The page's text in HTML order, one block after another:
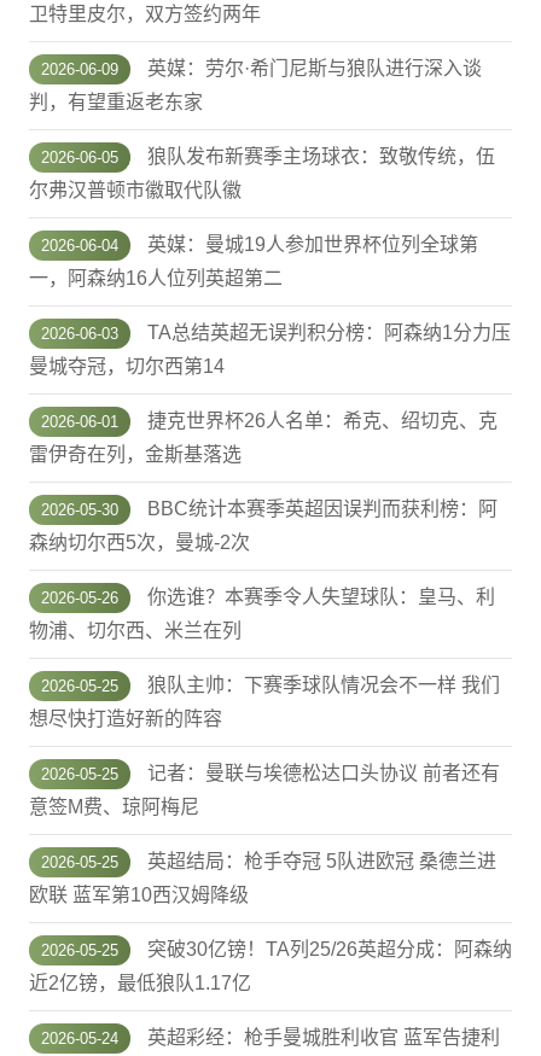
卫特里皮尔，双方签约两年
2026-06-09
英媒：劳尔·希门尼斯与狼队进行深入谈
判，有望重返老东家
2026-06-05
狼队发布新赛季主场球衣：致敬传统，伍
尔弗汉普顿市徽取代队徽
2026-06-04
英媒：曼城19人参加世界杯位列全球第
一，阿森纳16人位列英超第二
2026-06-03
TA总结英超无误判积分榜：阿森纳1分力压
曼城夺冠，切尔西第14
2026-06-01
捷克世界杯26人名单：希克、绍切克、克
雷伊奇在列，金斯基落选
2026-05-30
BBC统计本赛季英超因误判而获利榜：阿
森纳切尔西5次，曼城-2次
2026-05-26
你选谁？本赛季令人失望球队：皇马、利
物浦、切尔西、米兰在列
2026-05-25
狼队主帅：下赛季球队情况会不一样 我们
想尽快打造好新的阵容
2026-05-25
记者：曼联与埃德松达口头协议 前者还有
意签M费、琼阿梅尼
2026-05-25
英超结局：枪手夺冠 5队进欧冠 桑德兰进
欧联 蓝军第10西汉姆降级
2026-05-25
突破30亿镑！TA列25/26英超分成：阿森纳
近2亿镑，最低狼队1.17亿
2026-05-24
英超彩经：枪手曼城胜利收官 蓝军告捷利